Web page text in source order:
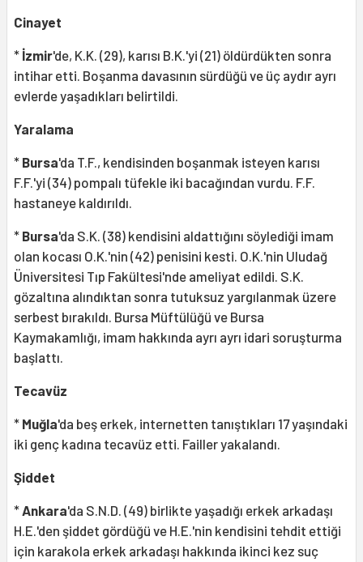
Cinayet
* İzmir'de, K.K. (29), karısı B.K.'yi (21) öldürdükten sonra
intihar etti. Boşanma davasının sürdüğü ve üç aydır ayrı
evlerde yaşadıkları belirtildi.
Yaralama
* Bursa'da T.F., kendisinden boşanmak isteyen karısı
F.F.'yi (34) pompalı tüfekle iki bacağından vurdu. F.F.
hastaneye kaldırıldı.
* Bursa'da S.K. (38) kendisini aldattığını söylediği imam
olan kocası O.K.'nin (42) penisini kesti. O.K.'nin Uludağ
Üniversitesi Tıp Fakültesi'nde ameliyat edildi. S.K.
gözaltına alındıktan sonra tutuksuz yargılanmak üzere
serbest bırakıldı. Bursa Müftülüğü ve Bursa
Kaymakamlığı, imam hakkında ayrı ayrı idari soruşturma
başlattı.
Tecavüz
* Muğla'da beş erkek, internetten tanıştıkları 17 yaşındaki
iki genç kadına tecavüz etti. Failler yakalandı.
Şiddet
*Ankara'da S.N.D. (49) birlikte yaşadığı erkek arkadaşı
H.E.'den şiddet gördüğü ve H.E.'nin kendisini tehdit ettiği
için karakola erkek arkadaşı hakkında ikinci kez suç